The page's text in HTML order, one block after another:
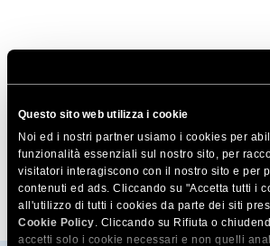
Questo sito web utilizza i cookie
Noi ed i nostri partner usiamo i cookies per
funzionalità essenziali sul nostro sito, per
visitatori interagiscono con il nostro sito e per
contenuti ed ads. Cliccando su "Accetta tutti i
all'utilizzo di tutti i cookies da parte dei siti
Cookie Policy. Cliccando su Rifiuta o
accetti solo i cookie necessari e non quelli